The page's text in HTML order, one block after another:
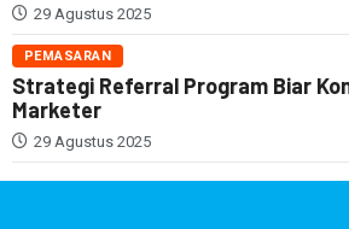
29 Agustus 2025
PEMASARAN
Strategi Referral Program Biar
Marketer
29 Agustus 2025